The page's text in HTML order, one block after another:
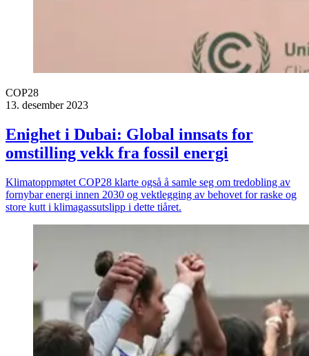
COP28
13. desember 2023
Enighet i Dubai: Global innsats for
omstilling vekk fra fossil energi
Klimatoppmøtet COP28 klarte også å samle seg om tredobling av
fornybar energi innen 2030 og vektlegging av behovet for raske og
store kutt i klimagassutslipp i dette tiåret.